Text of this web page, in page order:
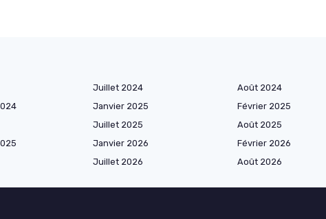
Juillet 2024 Août 2024
Janvier 2025 Février 2025
Juillet 2025 Août 2025
Janvier 2026 Février 2026
Juillet 2026 Août 2026